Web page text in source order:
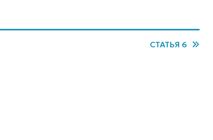
СТАТЬЯ 6